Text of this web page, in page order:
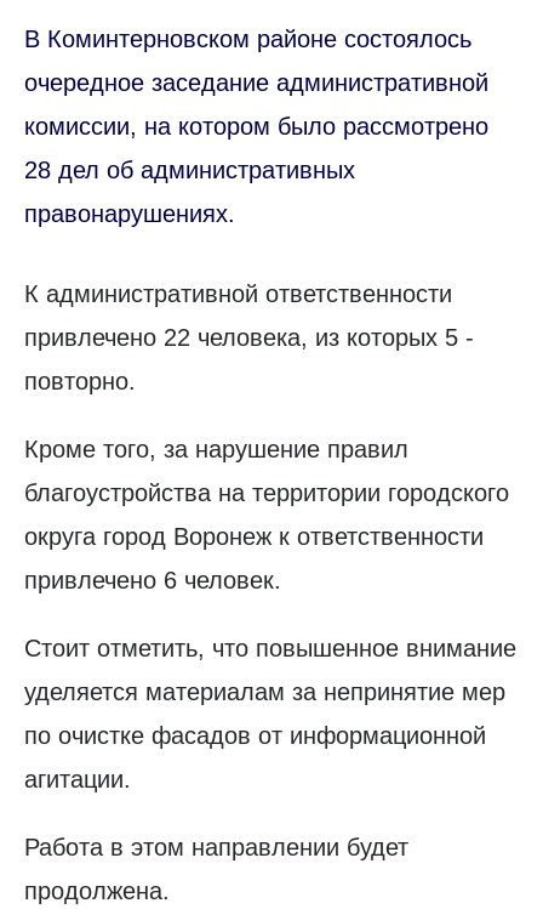
В Коминтерновском районе состоялось
очередное заседание административной
комиссии, на котором было рассмотрено
28 дел об административных
правонарушениях.
К административной ответственности
привлечено 22 человека, из которых 5 -
повторно.
Кроме того, за нарушение правил
благоустройства на территории городского
округа город Воронеж к ответственности
привлечено 6 человек.
Стоит отметить, что повышенное внимание
уделяется материалам за непринятие мер
по очистке фасадов от информационной
агитации.
Работа в этом направлении будет
продолжена.